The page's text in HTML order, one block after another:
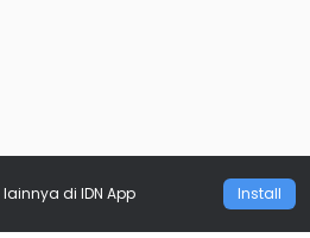
lainnya di IDN App Install